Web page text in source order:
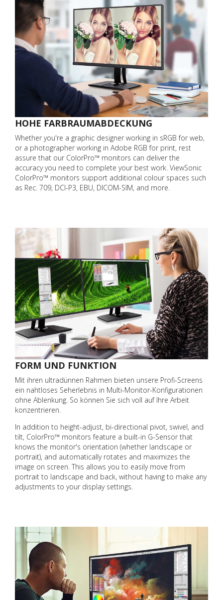
HOHE FARBRAUMABDECKUNG
Whether you're a graphic designer working in sRGB for web,
or a photographer working in Adobe RGB for print, rest
assure that our ColorPro™ monitors can deliver the
accuracy you need to complete your best work. ViewSonic
ColorPro™ monitors support additional colour spaces such
as Rec. 709, DCI-P3, EBU, DICOM-SIM, and more.
FORM UND FUNKTION
Mit ihren ultradünnen Rahmen bieten unsere Profi-Screens
ein nahtloses Seherlebnis in Multi-Monitor-Konfigurationen
ohne Ablenkung. So können Sie sich voll auf Ihre Arbeit
konzentrieren.
In addition to height-adjust, bi-directional pivot, swivel, and
tilt, ColorPro™ monitors feature a built-in G-Sensor that
knows the monitor's orientation (whether landscape or
portrait), and automatically rotates and maximizes the
image on screen. This allows you to easily move from
portrait to landscape and back, without having to make any
adjustments to your display settings.